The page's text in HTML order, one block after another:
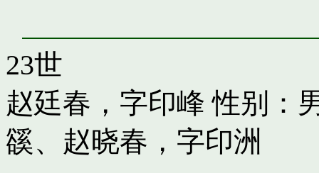
23世
赵廷春，字印峰 性别：
豀、 赵晓春，字印洲